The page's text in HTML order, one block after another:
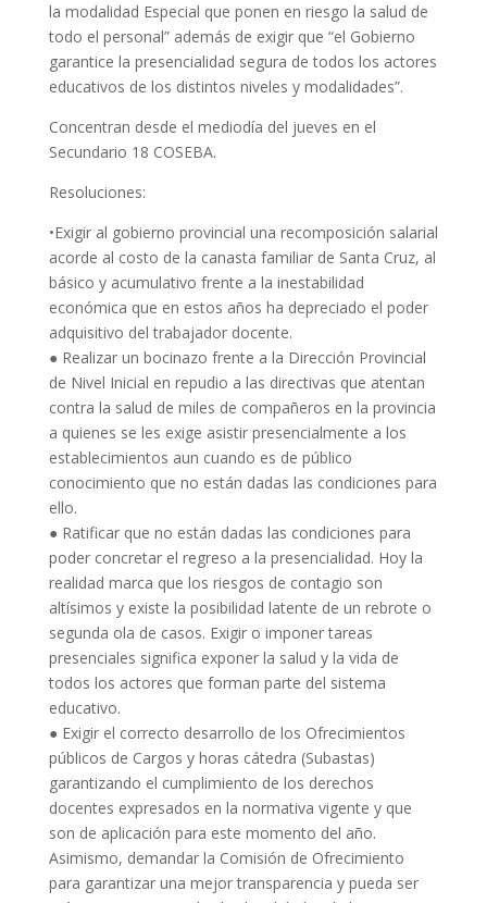
la modalidad Especial que ponen en riesgo la salud de
todo el personal” además de exigir que “el Gobierno
garantice la presencialidad segura de todos los actores
educativos de los distintos niveles y modalidades”.
Concentran desde el mediodía del jueves en el
Secundario 18 COSEBA.
Resoluciones:
•Exigir al gobierno provincial una recomposición salarial
acorde al costo de la canasta familiar de Santa Cruz, al
básico y acumulativo frente a la inestabilidad
económica que en estos años ha depreciado el poder
adquisitivo del trabajador docente.
● Realizar un bocinazo frente a la Dirección Provincial
de Nivel Inicial en repudio a las directivas que atentan
contra la salud de miles de compañeros en la provincia
a quienes se les exige asistir presencialmente a los
establecimientos aun cuando es de público
conocimiento que no están dadas las condiciones para
ello.
● Ratificar que no están dadas las condiciones para
poder concretar el regreso a la presencialidad. Hoy la
realidad marca que los riesgos de contagio son
altísimos y existe la posibilidad latente de un rebrote o
segunda ola de casos. Exigir o imponer tareas
presenciales significa exponer la salud y la vida de
todos los actores que forman parte del sistema
educativo.
● Exigir el correcto desarrollo de los Ofrecimientos
públicos de Cargos y horas cátedra (Subastas)
garantizando el cumplimiento de los derechos
docentes expresados en la normativa vigente y que
son de aplicación para este momento del año.
Asimismo, demandar la Comisión de Ofrecimiento
para garantizar una mejor transparencia y pueda ser